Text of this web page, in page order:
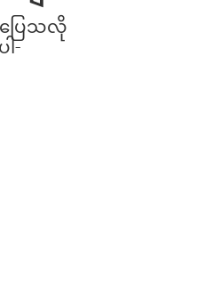
ပြေသလို
-